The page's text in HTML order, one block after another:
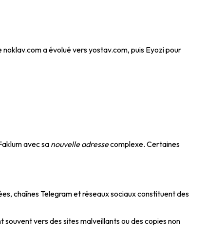
a évolué vers yostav.com, puis Eyozi pour
avec sa nouvelle adressecomplexe. Certaines
chaînes Telegram et réseaux sociaux constituent des
vers des sites malveillants ou des copies non